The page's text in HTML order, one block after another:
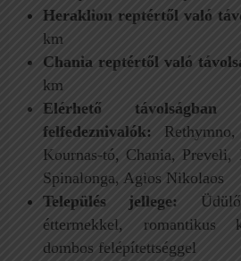
Heraklion reptértől való
km
Chania reptértől való
km
Elérhető
felfedeznivalók:
Kournas-tó, Chania, Preveli,
Spinalonga, Agios Nikolaos
Település jellege:
éttermekkel, romantikus
dombos felépítettséggel